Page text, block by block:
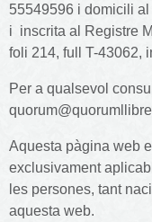
55549596 i domicili
i inscrita al Registre
foli 214, full T-43062,
Per a qualsevol
Aquesta pàgina web
exclusivament
les persones, tant
aquesta web.